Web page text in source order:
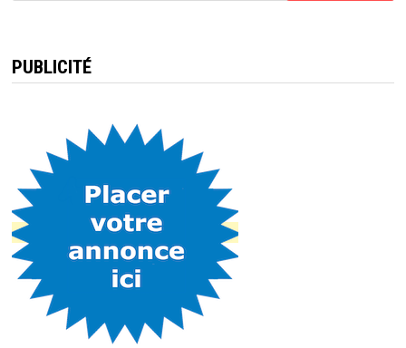
PUBLICITÉ